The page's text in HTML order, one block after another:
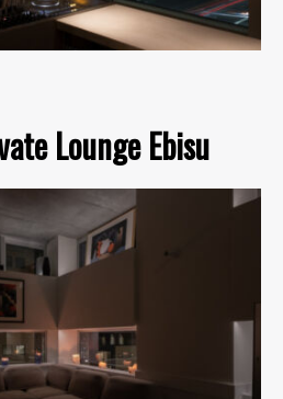
Lounge Ebisu